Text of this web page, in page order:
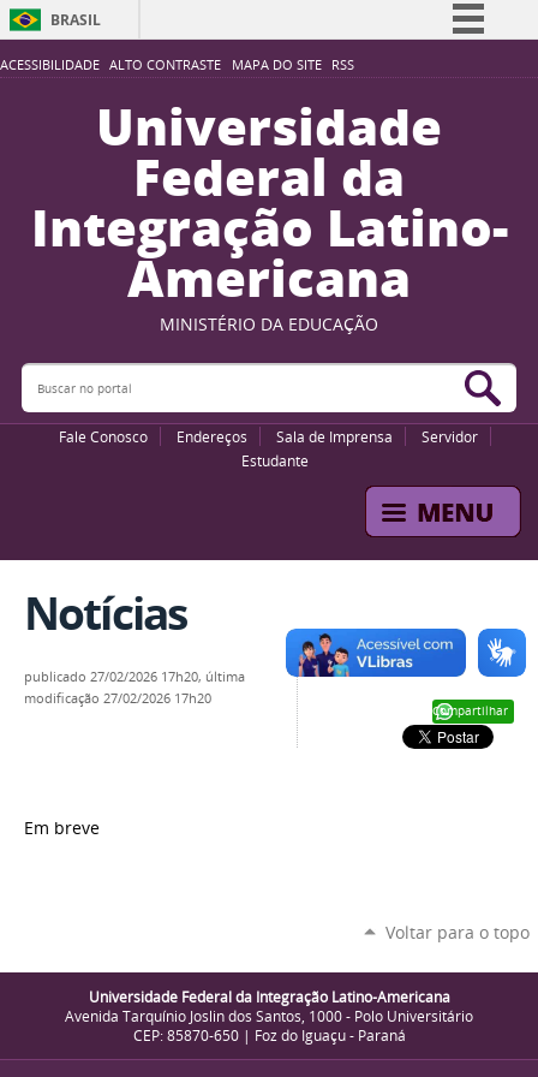
ACESSIBILIDADE ALTO CONTRASTE MAPA DO SITE RSS
BRASIL
Simplifique!
Participe
Acesso à informação
Legislação
Canais
Universidade
Federal da
Integração Latino-
Americana
MINISTÉRIO DA EDUCAÇÃO
Buscar no portal
Fale Conosco Endereços Sala de Imprensa
Servidor
Estudante
Notícias
Compartilhar
publicado 27/02/2026 17h20, última
modificação 27/02/2026 17h20
Em breve
Voltar para o topo
Universidade Federal da Integração Latino-Americana
Avenida Tarquínio Joslin dos Santos, 1000 - Polo Universitário
CEP: 85870-650 | Foz do Iguaçu - Paraná